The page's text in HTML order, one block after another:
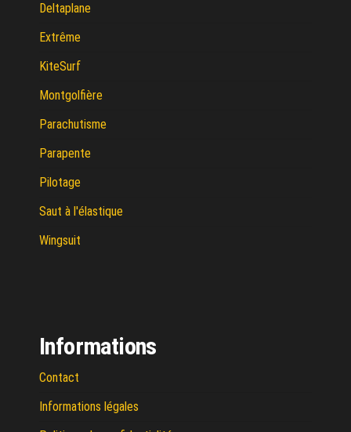
Deltaplane
Extrême
KiteSurf
Montgolfière
Parachutisme
Parapente
Pilotage
Saut à l'élastique
Wingsuit
Informations
Contact
Informations légales